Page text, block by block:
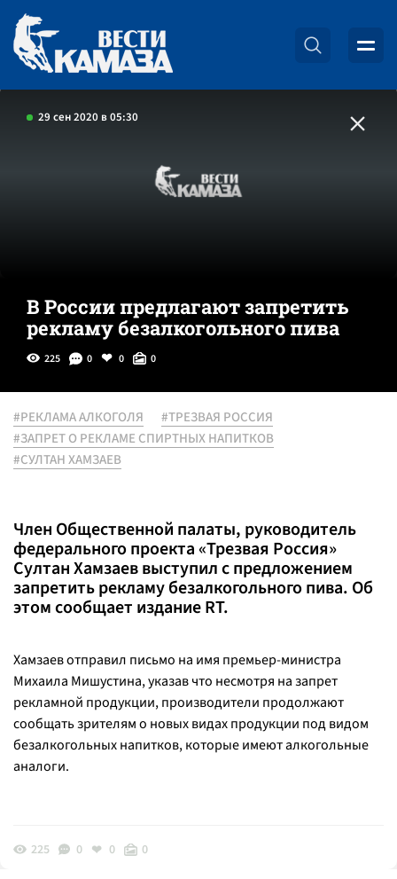
29 сен 2020 в 05:30
В России предлагают запретить
рекламу безалкогольного пива
225 0 0 0
#РЕКЛАМА АЛКОГОЛЯ
#ТРЕЗВАЯ РОССИЯ
#ЗАПРЕТ О РЕКЛАМЕ СПИРТНЫХ НАПИТКОВ
#СУЛТАН ХАМЗАЕВ
Член Общественной палаты, руководитель
федерального проекта «Трезвая Россия»
Султан Хамзаев выступил с предложением
запретить рекламу безалкогольного пива. Об
этом сообщает издание RT.
Хамзаев отправил письмо на имя премьер-министра
Михаила Мишустина, указав что несмотря на запрет
рекламной продукции, производители продолжают
сообщать зрителям о новых видах продукции под видом
безалкогольных напитков, которые имеют алкогольные
аналоги.
225 0 0 0